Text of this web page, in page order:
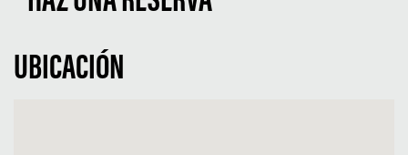
UBICACIÓN